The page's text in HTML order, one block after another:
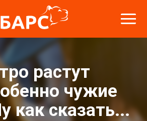
растут
чужие
как сказать...